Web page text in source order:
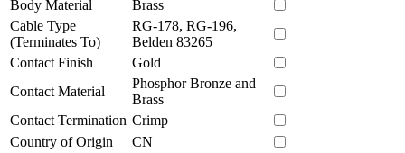
Body Material
Brass
Cable Type
(Terminates To)
RG-178, RG-196,
Belden 83265
Contact Finish
Gold
Contact Material
Phosphor Bronze and
Brass
Contact Termination Crimp
Country of Origin
CN